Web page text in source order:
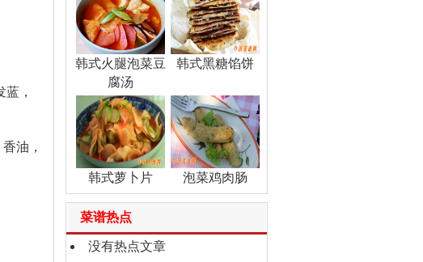
，
油，
韩式火腿泡菜豆
腐汤
韩式黑糖馅饼
韩式萝卜片 泡菜鸡肉肠
菜谱热点
没有热点文章